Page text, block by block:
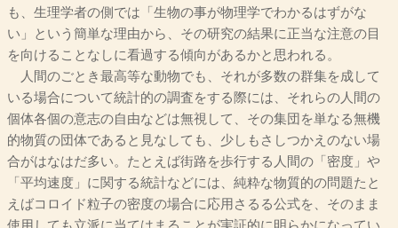
も、生理学者の側では「生物の事が物理学でわかるはずがな
い」という簡単な理由から、その研究の結果に正当な注意の目
を向けることなしに看過する傾向があるかと思われる。
人間のごとき最高等な動物でも、それが多数の群集を成して
いる場合について統計的の調査をする際には、それらの人間の
個体各個の意志の自由などは無視して、その集団を単なる無機
的物質の団体であると見なしても、少しもさしつかえのない場
合がはなはだ多い。たとえば街路を歩行する人間の「密度」や
「平均速度」に関する統計などには、純粋な物質的の問題たと
えばコロイド粒子の密度の場合に応用さるる公式を、そのまま